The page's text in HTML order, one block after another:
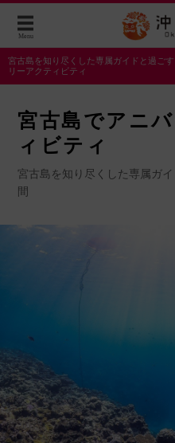
Menu
宮古島を知り尽くした専属ガイドと過ご
リーアクティビティ
宮古島でアニ
ィビティ
宮古島を知り尽くした専属ガ
間